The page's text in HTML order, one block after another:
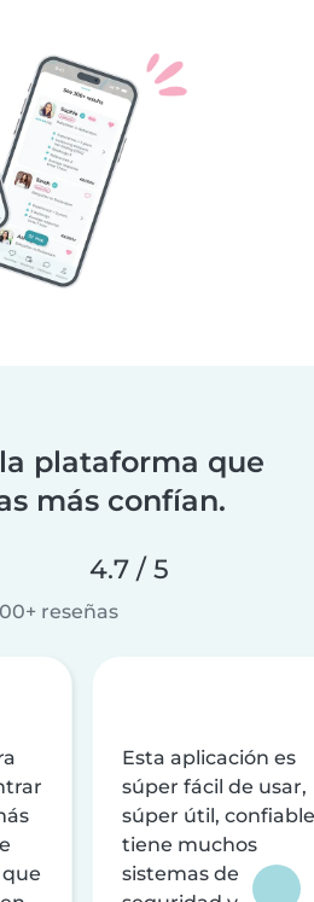
plataforma que
más confían.
4.7 / 5
reseñas
Esta aplicación es
súper fácil de usar,
súper útil,
tiene muchos
sistemas de